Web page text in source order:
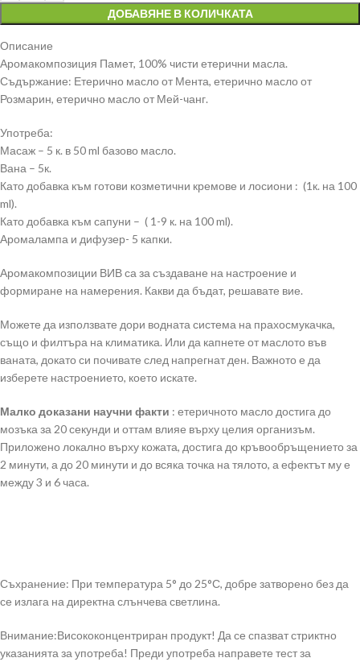
ДОБАВЯНЕ В КОЛИЧКАТА
Описание
Аромакомпозиция Памет, 100% чисти етерични масла.
Съдържание: Етерично масло от Мента, етерично масло от
Розмарин, етерично масло от Мей-чанг.
Употреба:
Масаж – 5 к. в 50 ml базово масло.
Вана – 5к.
Като добавка към готови козметични кремове и лосиони : (1к. на 100
ml).
Като добавка към сапуни – ( 1-9 к. на 100 ml).
Аромалампа и дифузер- 5 капки.
Аромакомпозиции ВИВ са за създаване на настроение и
формиране на намерения. Какви да бъдат, решавате вие.
Можете да използвате дори водната система на прахосмукачка,
също и филтъра на климатика. Или да капнете от маслото във
ваната, докато си почивате след напрегнат ден. Важното е да
изберете настроението, което искате.
Малко доказани научни факти : етеричното масло достига до
мозъка за 20 секунди и оттам влияе върху целия организъм.
Приложено локално върху кожата, достига до кръвообръщението за
2 минути, а до 20 минути и до всяка точка на тялото, а ефектът му е
между 3 и 6 часа.
Съхранение: При температура 5° до 25°С, добре затворено без да
се излага на директна слънчева светлина.
Внимание:Висококонцентриран продукт! Да се спазват стриктно
указанията за употреба! Преди употреба направете тест за